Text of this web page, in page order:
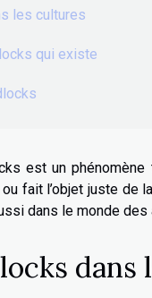
les cultures
qui existe
est un
fait l’objet juste de
dans le monde des
dans